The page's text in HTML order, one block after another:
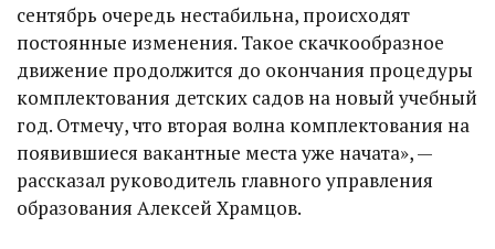
сентябрь очередь нестабильна, происходят
постоянные изменения. Такое скачкообразное
движение продолжится до окончания процедуры
комплектования детских садов на новый учебный
год. Отмечу, что вторая волна комплектования на
появившиеся вакантные места уже начата», —
рассказал руководитель главного управления
образования Алексей Храмцов.